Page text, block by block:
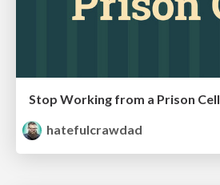
Stop Working from a Prison Cell
hatefulcrawdad